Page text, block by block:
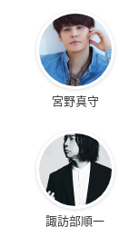
宮野真守
諏訪部順一